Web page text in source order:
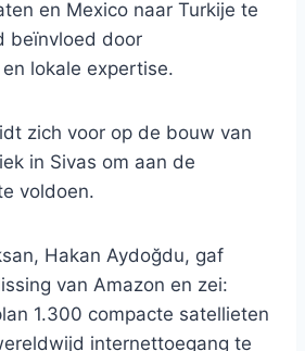
en Mexico naar Turkije te
beïnvloed door
lokale expertise.
zich voor op de bouw van
in Sivas om aan de
voldoen.
Hakan Aydoğdu, gaf
van Amazon en zei:
1.300 compacte satellieten
internettoegang te